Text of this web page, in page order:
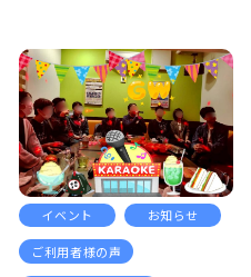
イベント お知らせ
ご利用者様の声